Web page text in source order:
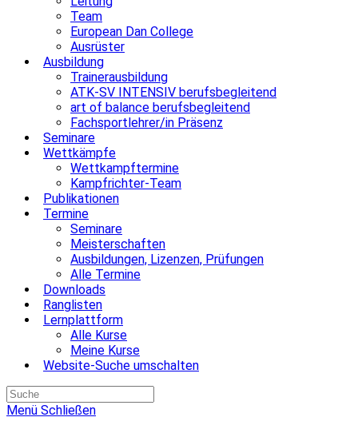
Team
European Dan College
Ausrüster
Ausbildung
Trainerausbildung
ATK-SV INTENSIV berufsbegleitend
art of balance berufsbegleitend
Fachsportlehrer/in Präsenz
Seminare
Wettkämpfe
Wettkampftermine
Kampfrichter-Team
Publikationen
Termine
Seminare
Meisterschaften
Ausbildungen, Lizenzen, Prüfungen
Alle Termine
Downloads
Ranglisten
Lernplattform
Alle Kurse
Meine Kurse
Website-Suche umschalten
Menü Schließen